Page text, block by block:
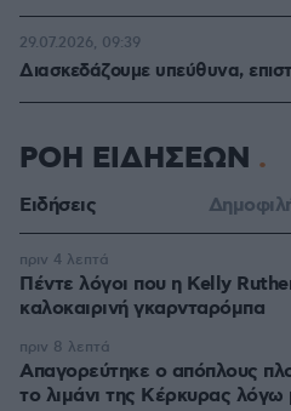
Διασκεδάζουμε υπεύθυνα,
29.07.2026, 09:39
ΡΟΗ ΕΙΔΗΣΕΩΝ
Ειδήσεις
Πέντε λόγοι που η Kelly
καλοκαιρινή γκαρνταρόμπα
πριν 4 λεπτά
Απαγορεύτηκε ο απόπλους
το λιμάνι της Κέρκυρας λόγω
πριν 8 λεπτά